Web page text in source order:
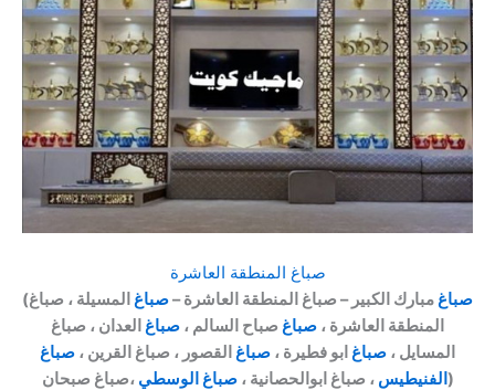
صباغ المنطقة العاشرة
(
صباغمبارك الكبير – صباغ المنطقة العاشرة –صباغ المسيلة ، صباغ
المنطقة العاشرة ، صباغ صباح السالم ، صباغ العدان ، صباغ
المسايل ، صباغ ابو فطيرة ، صباغ القصور ، صباغ القرين ، صباغ
الفنيطيس ، صباغ ابوالحصانية ،صباغ الوسطي ،صباغ صبحان)